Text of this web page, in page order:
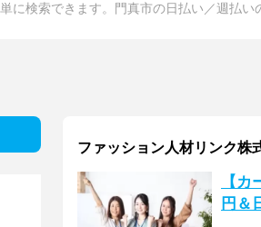
に検索できます。門真市の日払い／週払い
ファッション人材リンク株
【
円＆